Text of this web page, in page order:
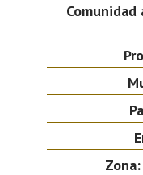
Zona: